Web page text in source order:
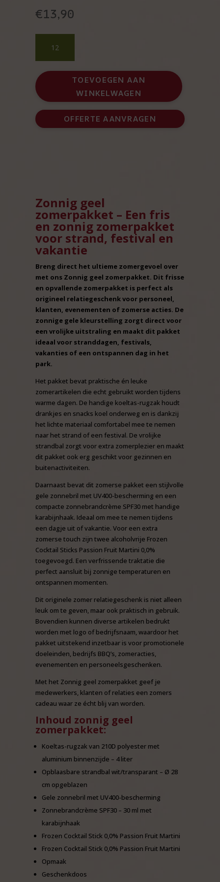
€13,90
zomerpakket
strandpakket
met
koelrugzak
en
gadgets
TOEVOEGEN AAN
WINKELWAGEN
OFFERTE AANVRAGEN
Zonnig geel
zomerpakket – Een fris
en zonnig zomerpakket
voor strand, festival en
vakantie
Breng direct het ultieme zomergevoel over
met ons Zonnig geel zomerpakket. Dit frisse
en opvallende zomerpakket is perfect als
origineel relatiegeschenk voor personeel,
klanten, evenementen of zomerse acties. De
zonnige gele kleurstelling zorgt direct voor
een vrolijke uitstraling en maakt dit pakket
ideaal voor stranddagen, festivals,
vakanties of een ontspannen dag in het
park.
Het pakket bevat praktische én leuke
zomerartikelen die echt gebruikt worden tijdens
warme dagen. De handige koeltas-rugzak houdt
drankjes en snacks koel onderweg en is dankzij
het lichte materiaal comfortabel mee te nemen
naar het strand of een festival. De vrolijke
strandbal zorgt voor extra zomerplezier en maakt
dit pakket ook erg geschikt voor gezinnen en
buitenactiviteiten.
Daarnaast bevat dit zomerse pakket een stijlvolle
gele zonnebril met UV400-bescherming en een
compacte zonnebrandcrème SPF30 met handige
karabijnhaak. Ideaal om mee te nemen tijdens
een dagje uit of vakantie. Voor een extra
zomerse touch zijn twee alcoholvrije Frozen
Cocktail Sticks Passion Fruit Martini 0,0%
toegevoegd. Een verfrissende traktatie die
perfect aansluit bij zonnige temperaturen en
ontspannen momenten.
Dit originele zomer relatiegeschenk is niet alleen
leuk om te geven, maar ook praktisch in gebruik.
Bovendien kunnen diverse artikelen bedrukt
worden met logo of bedrijfsnaam, waardoor het
pakket uitstekend inzetbaar is voor promotionele
doeleinden, bedrijfs BBQ’s, zomeracties,
evenementen en personeelsgeschenken.
Met het Zonnig geel zomerpakket geef je
medewerkers, klanten of relaties een zomers
cadeau waar ze écht blij van worden.
Inhoud zonnig geel
zomerpakket:
Koeltas-rugzak van 210D polyester met
aluminium binnenzijde – 4 liter
Opblaasbare strandbal wit/transparant – Ø 28
cm opgeblazen
Gele zonnebril met UV400-bescherming
Zonnebrandcrème SPF30 – 30 ml met
karabijnhaak
Frozen Cocktail Stick 0,0% Passion Fruit Martini
Frozen Cocktail Stick 0,0% Passion Fruit Martini
Opmaak
Geschenkdoos